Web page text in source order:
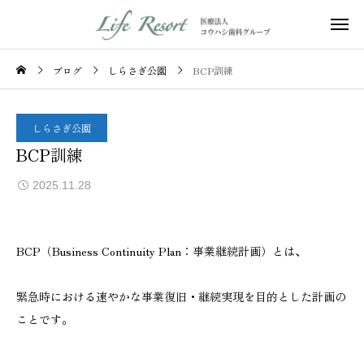
ブログ しらさぎ公園 BCP訓練
しらさぎ公園
BCP訓練
2025.11.28
BCP（Business Continuity Plan：事業継続計画）とは、
緊急時における速やかな事業復旧・継続実現を目的とした計画の
ことです。